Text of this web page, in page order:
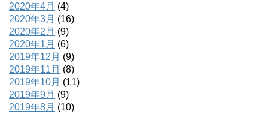
2020年4月 (4)
2020年3月 (16)
2020年2月 (9)
2020年1月 (6)
2019年12月 (9)
2019年11月 (8)
2019年10月 (11)
2019年9月 (9)
2019年8月 (10)